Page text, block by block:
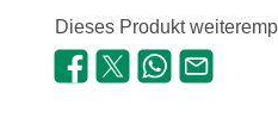
Dieses Produkt